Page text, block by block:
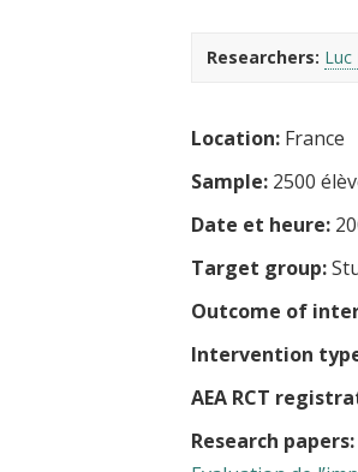
Researchers: Luc
Location: France
Sample: 2500
Date et heure:
Target group:
Outcome of
Intervention
AEA RCT
Research papers: